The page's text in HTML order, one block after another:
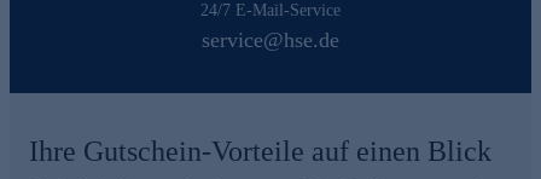
24/7 E-Mail-Service
service@hse.de
Ihre Gutschein-Vorteile auf einen Blick